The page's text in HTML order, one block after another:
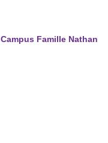
Campus Famille Nathan